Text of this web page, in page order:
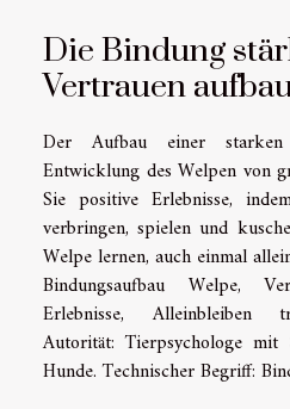
Die Bindung
Vertrauen
Der Aufbau einer
Entwicklung des Welpen von
Sie positive Erlebnisse,
verbringen, spielen und
Welpe lernen, auch einmal
Bindungsaufbau Welpe,
Erlebnisse, Alleinbleiben
Autorität: Tierpsychologe mit
Hunde. Technischer Begriff: